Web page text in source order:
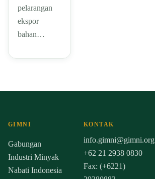
pelarangan
ekspor
bahan…
GIMNI
Gabungan
Industri Minyak
Nabati Indonesia
KONTAK
info.gimni@gimni.org
+62 21 2938 0830
Fax: (+6221)